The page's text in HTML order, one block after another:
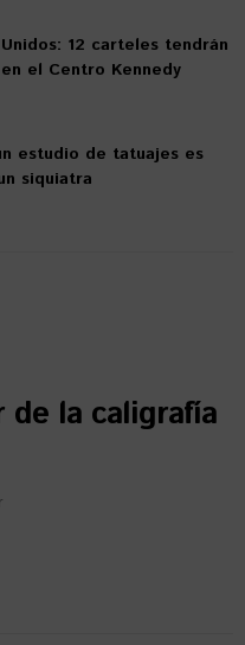
12 carteles tendrán
el Centro Kennedy
estudio de tatuajes es
siquiatra
de la caligrafía